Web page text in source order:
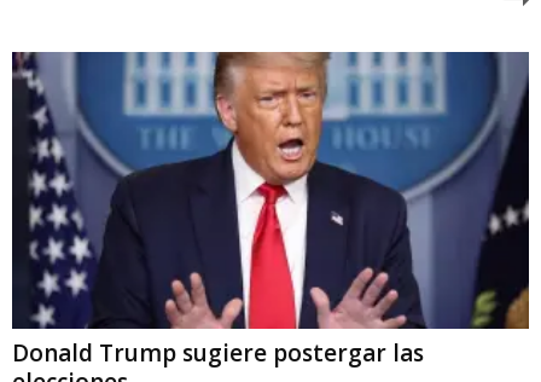
Donald Trump sugiere postergar las